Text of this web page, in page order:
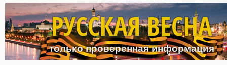
Перейти к основному
РУССКАЯ ВЕСНА
только проверенная информация